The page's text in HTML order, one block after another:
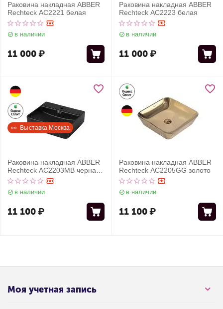
Раковина накладная ABBER
Rechteck AC2221 белая
в наличии
11 000₽
Раковина накладная ABBER
Rechteck AC2223 белая
в наличии
11 000₽
👀  Выставка Москва
Раковина накладная ABBER
Rechteck AC2203MB черная
матовая
в наличии
11 100₽
Раковина накладная ABBER
Rechteck AC2205GG золото
в наличии
11 100₽
Моя учетная запись